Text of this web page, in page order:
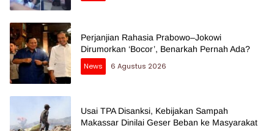
Perjanjian Rahasia Prabowo–Jokowi
Dirumorkan ‘Bocor’, Benarkah Pernah Ada?
News
6 Agustus 2026
Usai TPA Disanksi, Kebijakan Sampah
Makassar Dinilai Geser Beban ke Masyarakat